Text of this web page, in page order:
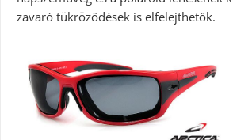
zavaró tükröződések is elfelejthetők.